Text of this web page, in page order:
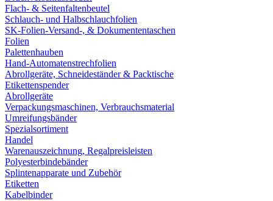
Flach- & Seitenfaltenbeutel
Schlauch- und Halbschlauchfolien
SK-Folien-Versand-, & Dokumententaschen
Folien
Palettenhauben
Hand-Automatenstrechfolien
Abrollgeräte, Schneideständer & Packtische
Etikettenspender
Abrollgeräte
Verpackungsmaschinen, Verbrauchsmaterial
Umreifungsbänder
Spezialsortiment
Handel
Warenauszeichnung, Regalpreisleisten
Polyesterbindebänder
Splintenapparate und Zubehör
Etiketten
Kabelbinder